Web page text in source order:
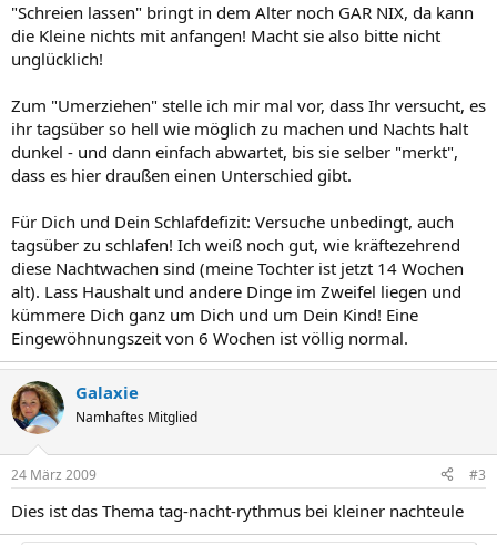
"Schreien lassen" bringt in dem Alter noch GAR NIX, da kann
die Kleine nichts mit anfangen! Macht sie also bitte nicht
unglücklich!
Zum "Umerziehen" stelle ich mir mal vor, dass Ihr versucht, es
ihr tagsüber so hell wie möglich zu machen und Nachts halt
dunkel - und dann einfach abwartet, bis sie selber "merkt",
dass es hier draußen einen Unterschied gibt.
Für Dich und Dein Schlafdefizit: Versuche unbedingt, auch
tagsüber zu schlafen! Ich weiß noch gut, wie kräftezehrend
diese Nachtwachen sind (meine Tochter ist jetzt 14 Wochen
alt). Lass Haushalt und andere Dinge im Zweifel liegen und
kümmere Dich ganz um Dich und um Dein Kind! Eine
Eingewöhnungszeit von 6 Wochen ist völlig normal.
Galaxie
Namhaftes Mitglied
24 März 2009 #3
Dies ist das Thema tag-nacht-rythmus bei kleiner nachteule